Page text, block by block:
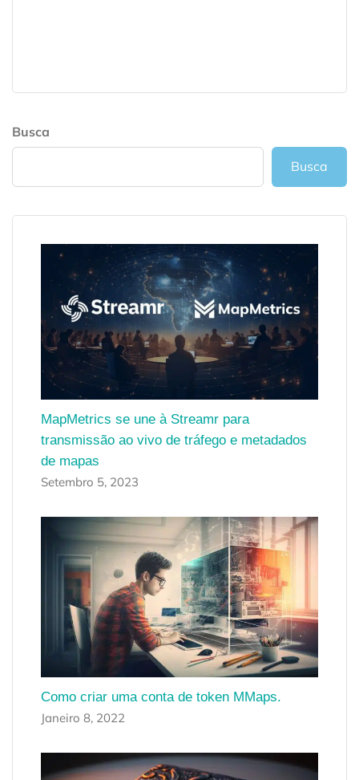
Busca
Busca
MapMetrics se une à Streamr para
transmissão ao vivo de tráfego e metadados
de mapas
Setembro 5, 2023
Como criar uma conta de token MMaps.
Janeiro 8, 2022